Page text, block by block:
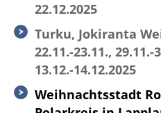
22.12.2025
Turku, Jokiranta
22.11.-23.11., 29.11.-
13.12.-14.12.2025
Weihnachtsstadt